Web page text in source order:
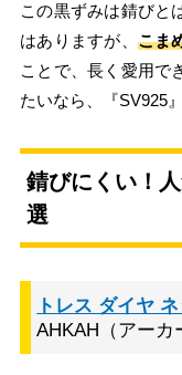
この黒ずみは錆びと
はありますが、 こま
ことで、長く愛用で
たいなら、『SV925
錆びにくい！
選
トレス ダイヤ
AHKAH（アーカ